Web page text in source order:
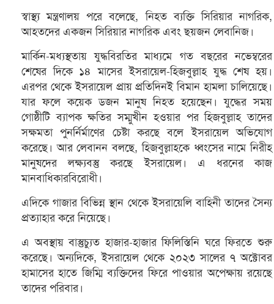
স্বাস্থ্য মন্ত্রণালয় পরে বলেছে, নিহত ব্যক্তি সিরিয়ার নাগরিক,
আহতদের একজন সিরিয়ার নাগরিক এবং ছয়জন লেবানিজ।
মার্কিন-মধ্যস্থতায় যুদ্ধবিরতির মাধ্যমে গত বছরের নভেম্বরের
শেষের দিকে ১৪ মাসের ইসরায়েল-হিজবুল্লাহ যুদ্ধ শেষ হয়।
এরপর থেকে ইসরায়েল প্রায় প্রতিদিনই বিমান হামলা চালিয়েছে।
যার ফলে কয়েক ডজন মানুষ নিহত হয়েছেন। যুদ্ধের সময়
গোষ্ঠীটি ব্যাপক ক্ষতির সম্মুখীন হওয়ার পর হিজবুল্লাহ তাদের
সক্ষমতা পুনর্নির্মাণের চেষ্টা করছে বলে ইসরায়েল অভিযোগ
করেছে। আর লেবানন বলছে, হিজবুল্লাহকে ধ্বংসের নামে নিরীহ
মানুষদের লক্ষ্যবস্তু করছে ইসরায়েল। এ ধরনের কাজ
মানবাধিকারবিরোধী।
এদিকে গাজার বিভিন্ন স্থান থেকে ইসরায়েলি বাহিনী তাদের সৈন্য
প্রত্যাহার করে নিয়েছে।
এ অবস্থায় বাস্তুচ্যুত হাজার-হাজার ফিলিস্তিনি ঘরে ফিরতে শুরু
করেছে। অন্যদিকে, ইসরায়েল থেকে ২০২৩ সালের ৭ অক্টোবর
হামাসের হাতে জিম্মি ব্যক্তিদের ফিরে পাওয়ার অপেক্ষায় রয়েছে
তাদের পরিবার।